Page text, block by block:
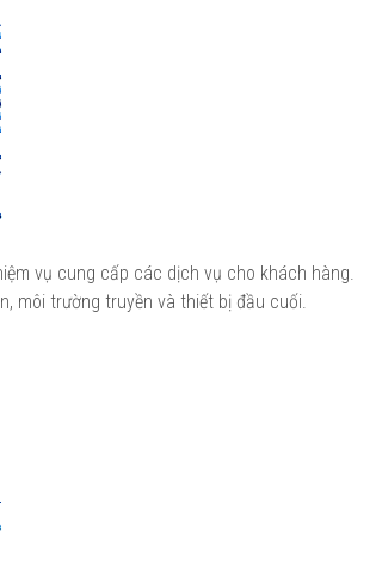
vụ cung cấp các dịch vụ cho khách hàng.
môi trường truyền và thiết bị đầu cuối.